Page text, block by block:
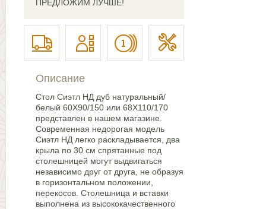
ПРЕДЛОЖИМ ЛУЧШЕ!
Описание
Стол Сиэтл НД дуб натуральный/
белый 60Х90/150 или 68Х110/170
представлен в нашем магазине.
Современная недорогая модель
Сиэтл НД легко раскладывается, два
крыла по 30 см спрятанные под
столешницей могут выдвигаться
независимо друг от друга, не образуя
в горизонтальном положении,
перекосов. Столешница и вставки
выполнена из высококачественного